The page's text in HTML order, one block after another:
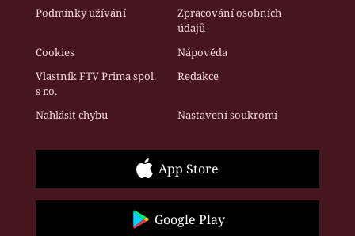
Podmínky užívání
Zpracování osobních
údajů
Cookies
Nápověda
Vlastník FTV Prima spol.
s r.o.
Redakce
Nahlásit chybu Nastavení soukromí
App Store
Google Play